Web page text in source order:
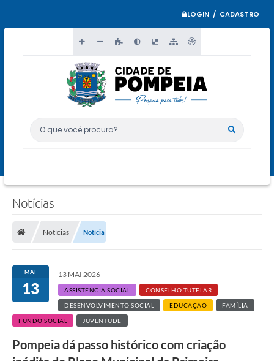
LOGIN / CADASTRO
O que você procura?
Notícias
Notícias Notícia
MAI
13
13 MAI 2026
ASSISTÊNCIA SOCIAL CONSELHO TUTELAR
DESENVOLVIMENTO SOCIAL EDUCAÇÃO FAMÍLIA
FUNDO SOCIAL JUVENTUDE
Pompeia dá passo histórico com criação